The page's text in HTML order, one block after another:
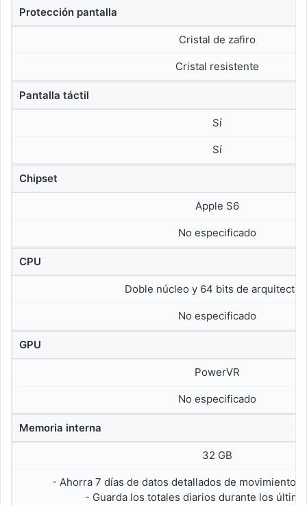
Protección pantalla
Cristal de zafiro
Cristal resistente
Pantalla táctil
Sí
Sí
Chipset
Apple S6
No especificado
CPU
Doble núcleo y 64 bits de
No especificado
GPU
PowerVR
No especificado
Memoria interna
32 GB
- Ahorra 7 días de datos detallados de movimiento,
- Guarda los totales diarios durante los